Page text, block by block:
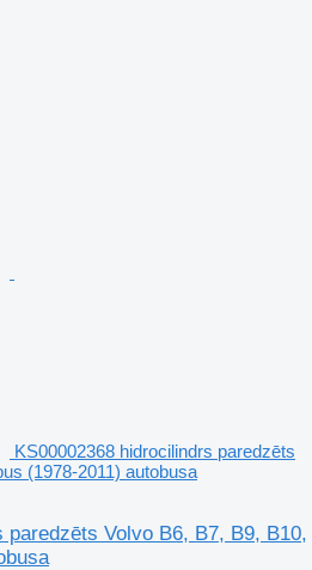
KS00002368 hidrocilindrs paredzēts
(1978-2011) autobusa
paredzēts Volvo B6, B7, B9, B10,